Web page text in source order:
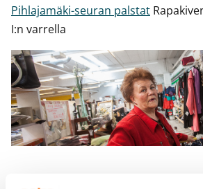
Pihlajamäki-seuran palstat
I:n varrella